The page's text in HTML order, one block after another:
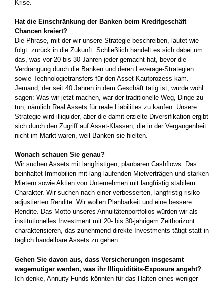
Krise.­
Hat die Einschränkung der Banken beim Kredit­geschäft
Chancen kreiert?
Die Phrase, mit der wir unsere Strategie beschreiben, lautet wie
folgt: zurück in die Zukunft. Schließlich handelt es sich dabei um
das, was vor 20 bis 30 Jahren jeder gemacht hat, bevor die
Verdrängung durch die Banken und deren Leverage-­Strategien
sowie Technologietransfers für den Asset-Kauf­prozess kam.
Jemand, der seit 40 Jahren in dem Geschäft tätig­ ist, würde wohl
sagen: Was wir jetzt machen, war der traditionelle Weg, Dinge zu
tun, nämlich­ Real Assets für reale Liabilities zu kaufen. Unsere
Strategie wird illiquider, aber die damit erzielte Diversifikation ergibt
sich durch den Zugriff auf Asset-­Klassen, die in der Vergangenheit
nicht im Markt waren, weil Banken sie hielten.
Wonach schauen Sie genau?
Wir suchen Assets mit langfristigen, planbaren Cashflows. Das
beinhaltet Immobilien mit lang laufenden Mietverträgen und starken
Mietern sowie Aktien von Unternehmen mit langfristig stabilem
Charakter. Wir suchen nach einer verbesserten, langfristig risiko­
adjustierten Rendite. Wir wollen Planbarkeit und eine bessere
Rendite. Das Motto unseres Annuitätenportfolios würden wir als
institutionelles Investment mit 20- bis 30-jährigem Zeithorizont
charakterisieren, das zunehmend direkte Investments tätigt statt in
täglich handelbare Assets zu gehen.
Gehen Sie davon aus, dass Versicherungen insgesamt
wagemutiger werden, was ihr Illiquiditäts-­Exposure angeht?
Ich denke, Annuity Funds könnten für das Halten eines weniger